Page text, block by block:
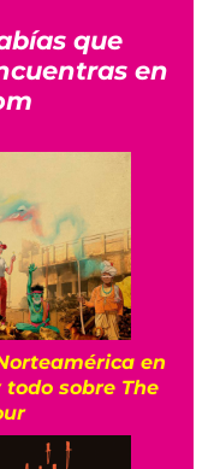
que
en
en
sobre The